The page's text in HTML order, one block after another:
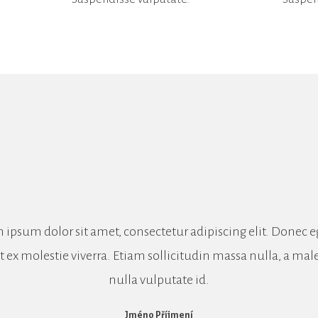
ipsum dolor sit amet, consectetur adipiscing elit. Donec
ex molestie viverra. Etiam sollicitudin massa nulla, a
nulla vulputate id.
Jméno Příjmení